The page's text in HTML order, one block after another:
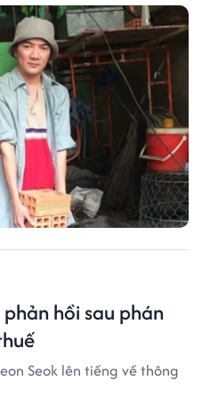
phản hồi sau phán
Seok lên tiếng về thông